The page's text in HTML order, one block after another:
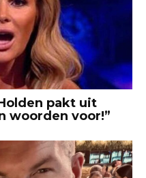
pakt uit
woorden voor!”